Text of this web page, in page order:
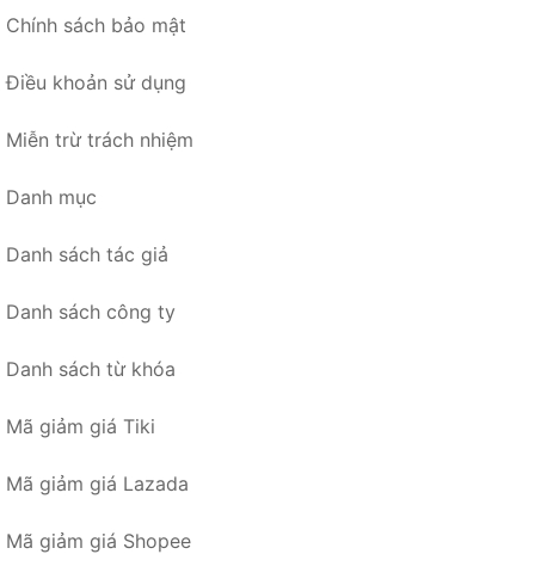
Chính sách bảo mật
Điều khoản sử dụng
Miễn trừ trách nhiệm
Danh mục
Danh sách tác giả
Danh sách công ty
Danh sách từ khóa
Mã giảm giá Tiki
Mã giảm giá Lazada
Mã giảm giá Shopee